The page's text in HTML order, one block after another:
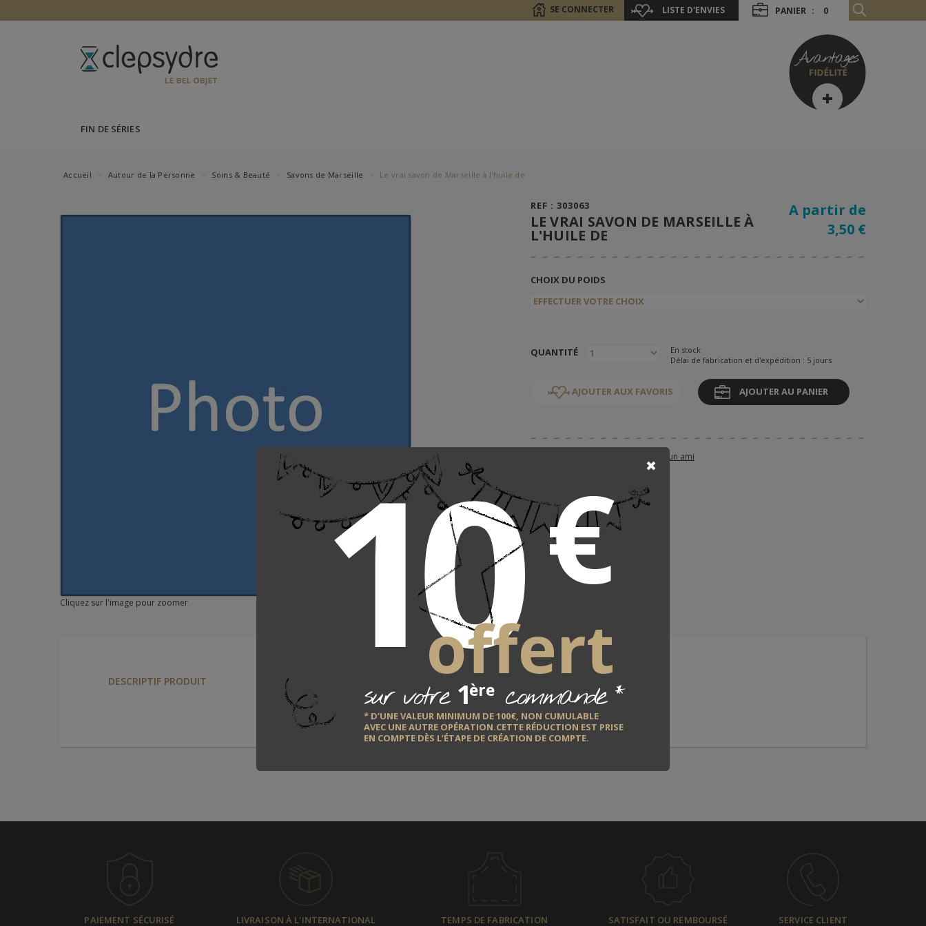
10 €
offert
sur votre1èrecommande *
* D’UNE VALEUR MINIMUM DE 100€, NON CUMULABLE
AVEC UNE AUTRE OPÉRATION.CETTE RÉDUCTION EST PRISE
EN COMPTE DÈS L’ÉTAPE DE CRÉATION DE COMPTE.
SE CONNECTER LISTE D'ENVIES PANIER : 0
FIN DE SÉRIES
Accueil Autour de la Personne Soins & Beauté Savons de Marseille Le vrai savon de Marseille à l'huile de
Cliquez sur l'image pour zoomer
REF : 303063
LE VRAI SAVON DE MARSEILLE À
L'HUILE DE
A partir de
3,50 €
CHOIX DU POIDS
QUANTITÉ
En stock
Délai de fabrication et d'expédition : 5 jours
AJOUTER AUX FAVORIS AJOUTER AU PANIER
Recommander cet article à un ami
DESCRIPTIF PRODUIT
PAIEMENT SÉCURISÉ LIVRAISON À L'INTERNATIONAL TEMPS DE FABRICATION SATISFAIT OU REMBOURSÉ SERVICE CLIENT